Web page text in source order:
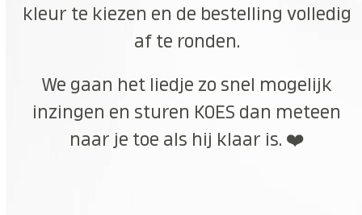
kleur te kiezen en de bestelling volledig
af te ronden.
We gaan het liedje zo snel mogelijk
inzingen en sturen KOES dan meteen
naar je toe als hij klaar is. ❤️